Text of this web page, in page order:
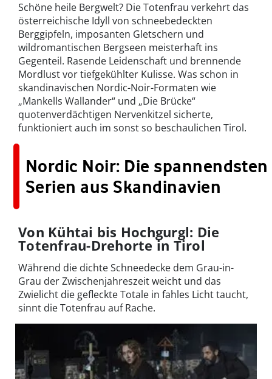
Schöne heile Bergwelt? Die Totenfrau verkehrt das
österreichische Idyll von schneebedeckten
Berggipfeln, imposanten Gletschern und
wildromantischen Bergseen meisterhaft ins
Gegenteil. Rasende Leidenschaft und brennende
Mordlust vor tiefgekühlter Kulisse. Was schon in
skandinavischen Nordic-Noir-Formaten wie
„Mankells Wallander“ und „Die Brücke“
quotenverdächtigen Nervenkitzel sicherte,
funktioniert auch im sonst so beschaulichen Tirol.
Nordic Noir: Die spannendsten
Serien aus Skandinavien
Von Kühtai bis Hochgurgl: Die
Totenfrau-Drehorte in Tirol
Während die dichte Schneedecke dem Grau-in-
Grau der Zwischenjahreszeit weicht und das
Zwielicht die gefleckte Totale in fahles Licht taucht,
sinnt die Totenfrau auf Rache.